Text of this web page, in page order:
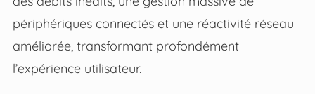
périphériques connectés et une réactivité réseau
améliorée, transformant profondément
l’expérience utilisateur.